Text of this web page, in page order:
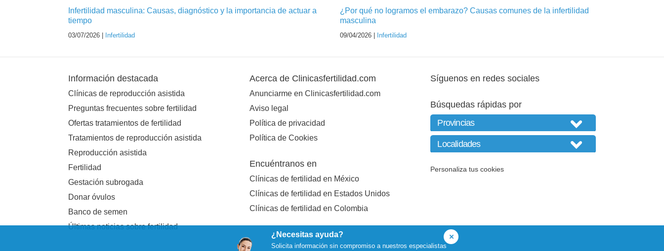
Infertilidad masculina: Causas, diagnóstico y la importancia de actuar a
tiempo
03/07/2026 | Infertilidad
¿Por qué no logramos el embarazo? Causas comunes de la infertilidad
masculina
09/04/2026 | Infertilidad
¿Necesitas ayuda?
Solicita información sin compromiso a nuestros especialistas
Información destacada
Clínicas de reproducción asistida
Preguntas frecuentes sobre fertilidad
Ofertas tratamientos de fertilidad
Tratamientos de reproducción asistida
Reproducción asistida
Fertilidad
Gestación subrogada
Donar óvulos
Banco de semen
Últimas noticias sobre fertilidad
Acerca de Clinicasfertilidad.com
Anunciarme en Clinicasfertilidad.com
Aviso legal
Política de privacidad
Política de Cookies
Encuéntranos en
Clínicas de fertilidad en México
Clínicas de fertilidad en Estados Unidos
Clínicas de fertilidad en Colombia
Síguenos en redes sociales
Búsquedas rápidas por
Personaliza tus cookies